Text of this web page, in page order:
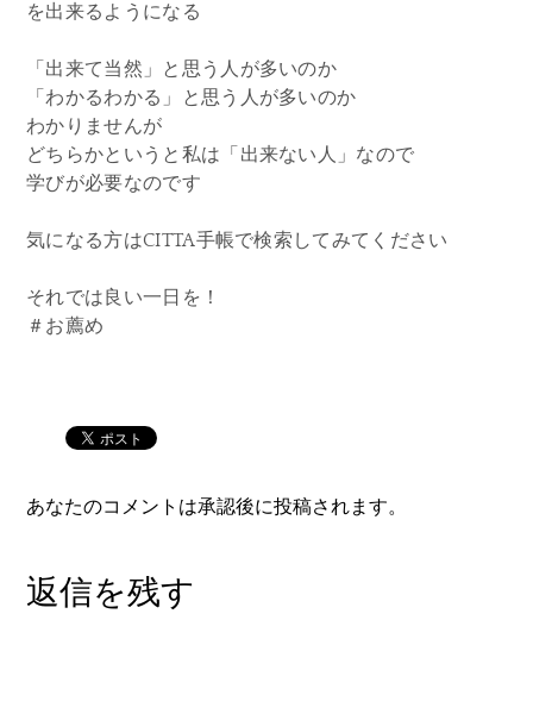
を出来るようになる
「出来て当然」と思う人が多いのか
「わかるわかる」と思う人が多いのか
わかりませんが
どちらかというと私は「出来ない人」なので
学びが必要なのです
気になる方はCITTA手帳で検索してみてください
それでは良い一日を！
＃お薦め
あなたのコメントは承認後に投稿されます。
返信を残す